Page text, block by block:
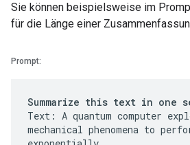
Sie können beispielsweise im
für die Länge einer
Prompt:
Summarize this text in one
Text: A quantum computer
mechanical phenomena to